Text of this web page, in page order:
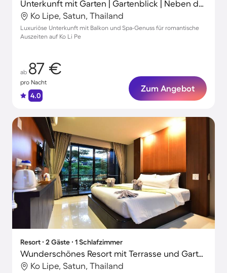
Unterkunft mit Garten | Gartenblick | Neben dem Strand
Ko Lipe, Satun, Thailand
Luxuriöse Unterkunft mit Balkon und Spa-Genuss für romantische
Auszeiten auf Ko Li Pe
ab 87 €
pro Nacht
4.0
Zum Angebot
Resort ∙ 2 Gäste ∙ 1 Schlafzimmer
Wunderschönes Resort mit Terrasse und Garten | Gartenblick | Nah am Strand
Ko Lipe, Satun, Thailand